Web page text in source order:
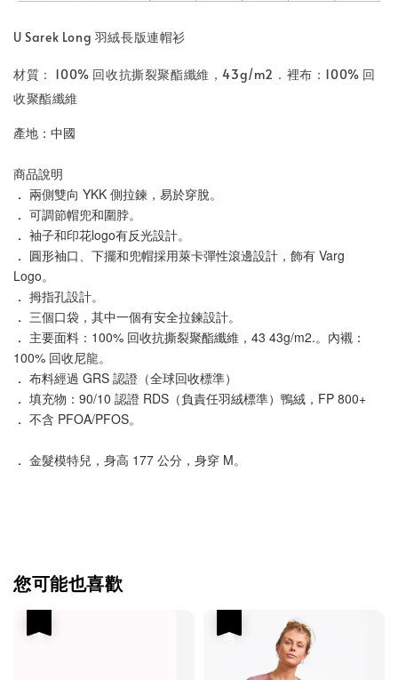
U Sarek Long 羽絨長版連帽衫
材質： 100% 回收抗撕裂聚酯纖維，43g/m2．裡布：100% 回
收聚酯纖維
產地：中國
商品說明
． 兩側雙向 YKK 側拉鍊，易於穿脫。
． 可調節帽兜和圍脖。
． 袖子和印花logo有反光設計。
． 圓形袖口、下擺和兜帽採用萊卡彈性滾邊設計，飾有 Varg
Logo。
． 拇指孔設計。
． 三個口袋，其中一個有安全拉鍊設計。
． 主要面料：100% 回收抗撕裂聚酯纖維，43 43g/m2.。內襯：
100% 回收尼龍。
． 布料經過 GRS 認證（全球回收標準）
． 填充物：90/10 認證 RDS（負責任羽絨標準）鴨絨，FP 800+
． 不含 PFOA/PFOS。
． 金髮模特兒，身高 177 公分，身穿 M。
您可能也喜歡